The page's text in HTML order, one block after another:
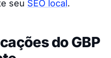
seu SEO local.
do GBP